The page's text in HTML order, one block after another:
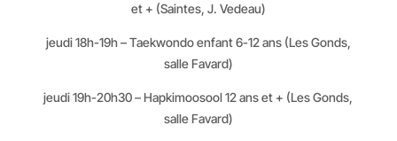
et + (Saintes, J. Vedeau)
jeudi 18h-19h – Taekwondo enfant 6-12 ans (Les Gonds,
salle Favard)
jeudi 19h-20h30 – Hapkimoosool 12 ans et + (Les Gonds,
salle Favard)